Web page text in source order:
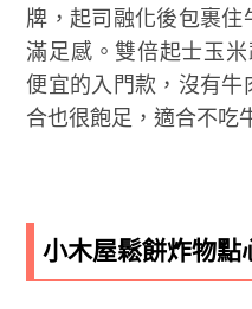
牌，起司融化後包裹
滿足感。雙倍起士玉
便宜的入門款，沒有牛
合也很飽足，適合不吃
小木屋鬆餅炸物點